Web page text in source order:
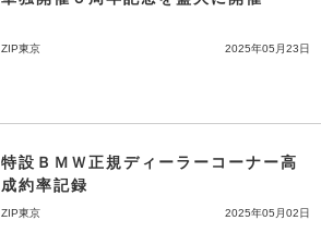
ZIP東京 2025年05月23日
特設ＢＭＷ正規ディーラーコーナー高
成約率記録
ZIP東京 2025年05月02日